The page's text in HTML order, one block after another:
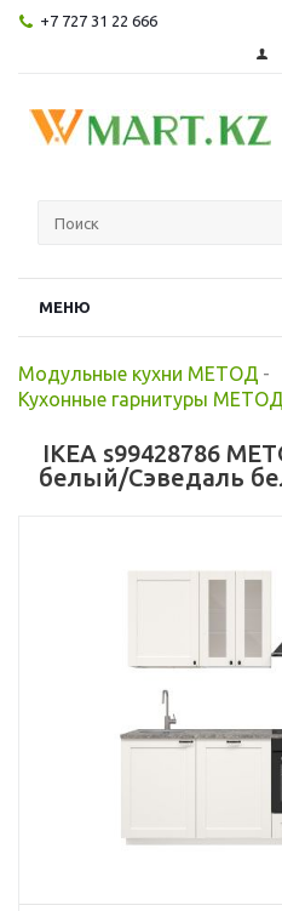
+7 727 31 22 666
МЕНЮ
Модульные кухни МЕТОД -
Кухонные гарнитуры МЕТОД
IKEA s99428786
белый/Сэведаль